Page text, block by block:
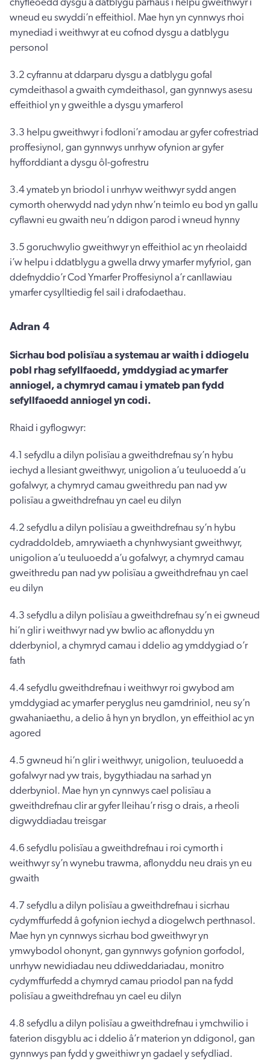
chyfleoedd dysgu a datblygu parhaus i helpu gweithwyr i
wneud eu swyddi’n effeithiol. Mae hyn yn cynnwys rhoi
mynediad i weithwyr at eu cofnod dysgu a datblygu
personol
3.2 cyfrannu at ddarparu dysgu a datblygu gofal
cymdeithasol a gwaith cymdeithasol, gan gynnwys asesu
effeithiol yn y gweithle a dysgu ymarferol
3.3 helpu gweithwyr i fodloni’r amodau ar gyfer cofrestriad
proffesiynol, gan gynnwys unrhyw ofynion ar gyfer
hyfforddiant a dysgu ôl-gofrestru
3.4 ymateb yn briodol i unrhyw weithwyr sydd angen
cymorth oherwydd nad ydyn nhw’n teimlo eu bod yn gallu
cyflawni eu gwaith neu’n ddigon parod i wneud hynny
3.5 goruchwylio gweithwyr yn effeithiol ac yn rheolaidd
i’w helpu i ddatblygu a gwella drwy ymarfer myfyriol, gan
ddefnyddio’r Cod Ymarfer Proffesiynol a’r canllawiau
ymarfer cysylltiedig fel sail i drafodaethau.
Adran 4
Sicrhau bod polisïau a systemau ar waith i ddiogelu
pobl rhag sefyllfaoedd, ymddygiad ac ymarfer
anniogel, a chymryd camau i ymateb pan fydd
sefyllfaoedd anniogel yn codi.
Rhaid i gyflogwyr:
4.1 sefydlu a dilyn polisïau a gweithdrefnau sy’n hybu
iechyd a llesiant gweithwyr, unigolion a’u teuluoedd a’u
gofalwyr, a chymryd camau gweithredu pan nad yw
polisïau a gweithdrefnau yn cael eu dilyn
4.2 sefydlu a dilyn polisïau a gweithdrefnau sy’n hybu
cydraddoldeb, amrywiaeth a chynhwysiant gweithwyr,
unigolion a’u teuluoedd a’u gofalwyr, a chymryd camau
gweithredu pan nad yw polisïau a gweithdrefnau yn cael
eu dilyn
4.3 sefydlu a dilyn polisïau a gweithdrefnau sy’n ei gwneud
hi’n glir i weithwyr nad yw bwlio ac aflonyddu yn
dderbyniol, a chymryd camau i ddelio ag ymddygiad o’r
fath
4.4 sefydlu gweithdrefnau i weithwyr roi gwybod am
ymddygiad ac ymarfer peryglus neu gamdriniol, neu sy’n
gwahaniaethu, a delio â hyn yn brydlon, yn effeithiol ac yn
agored
4.5 gwneud hi’n glir i weithwyr, unigolion, teuluoedd a
gofalwyr nad yw trais, bygythiadau na sarhad yn
dderbyniol. Mae hyn yn cynnwys cael polisïau a
gweithdrefnau clir ar gyfer lleihau’r risg o drais, a rheoli
digwyddiadau treisgar
4.6 sefydlu polisïau a gweithdrefnau i roi cymorth i
weithwyr sy’n wynebu trawma, aflonyddu neu drais yn eu
gwaith
4.7 sefydlu a dilyn polisïau a gweithdrefnau i sicrhau
cydymffurfedd â gofynion iechyd a diogelwch perthnasol.
Mae hyn yn cynnwys sicrhau bod gweithwyr yn
ymwybodol ohonynt, gan gynnwys gofynion gorfodol,
unrhyw newidiadau neu ddiweddariadau, monitro
cydymffurfedd a chymryd camau priodol pan na fydd
polisïau a gweithdrefnau yn cael eu dilyn
4.8 sefydlu a dilyn polisïau a gweithdrefnau i ymchwilio i
faterion disgyblu ac i ddelio â’r materion yn ddigonol, gan
gynnwys pan fydd y gweithiwr yn gadael y sefydliad.